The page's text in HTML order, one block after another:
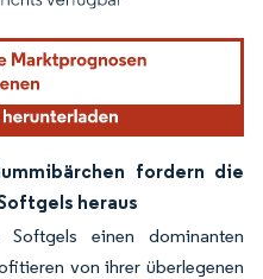
fordern die
heraus
einen dominanten
von ihrer überlegenen